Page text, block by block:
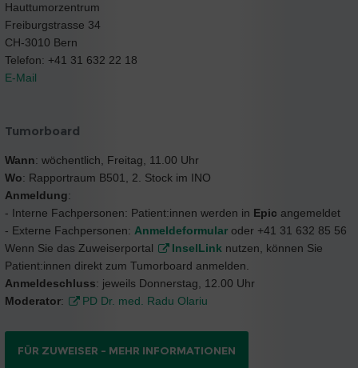
Hauttumorzentrum
Freiburgstrasse 34
CH-3010 Bern
Telefon: +41 31 632 22 18
E-Mail
Tumorboard
Wann: wöchentlich, Freitag, 11.00 Uhr
Wo: Rapportraum B501, 2. Stock im INO
Anmeldung:
- Interne Fachpersonen: Patient:innen werden in Epic angemeldet
- Externe Fachpersonen: Anmeldeformular oder +41 31 632 85 56
Wenn Sie das Zuweiserportal
InselLink nutzen, können Sie
Patient:innen direkt zum Tumorboard anmelden.
Anmeldeschluss: jeweils Donnerstag, 12.00 Uhr
Moderator: PD Dr. med. Radu Olariu
FÜR ZUWEISER – MEHR INFORMATIONEN